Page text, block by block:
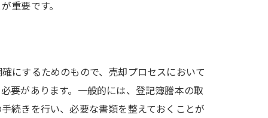
重要です。
にするためのもので、売却プロセスにおいて
要があります。一般的には、登記簿謄本の取
続きを行い、必要な書類を整えておくことが